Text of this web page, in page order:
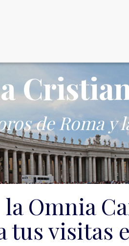
de Roma y
la Omnia
tus visitas